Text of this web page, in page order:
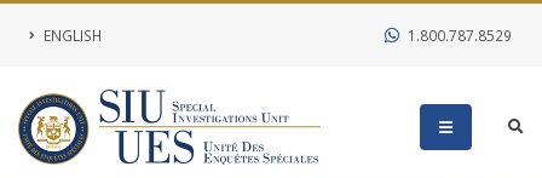
ENGLISH 1.800.787.8529